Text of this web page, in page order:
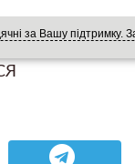
за Вашу підтримку.